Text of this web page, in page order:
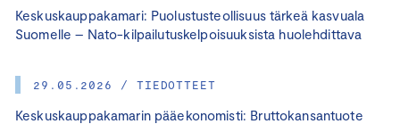
Keskuskauppakamari: Puolustusteollisuus tärkeä kasvuala
Suomelle – Nato-kilpailutuskelpoisuuksista huolehdittava
29.05.2026 / TIEDOTTEET
Keskuskauppakamarin pääekonomisti: Bruttokansantuote